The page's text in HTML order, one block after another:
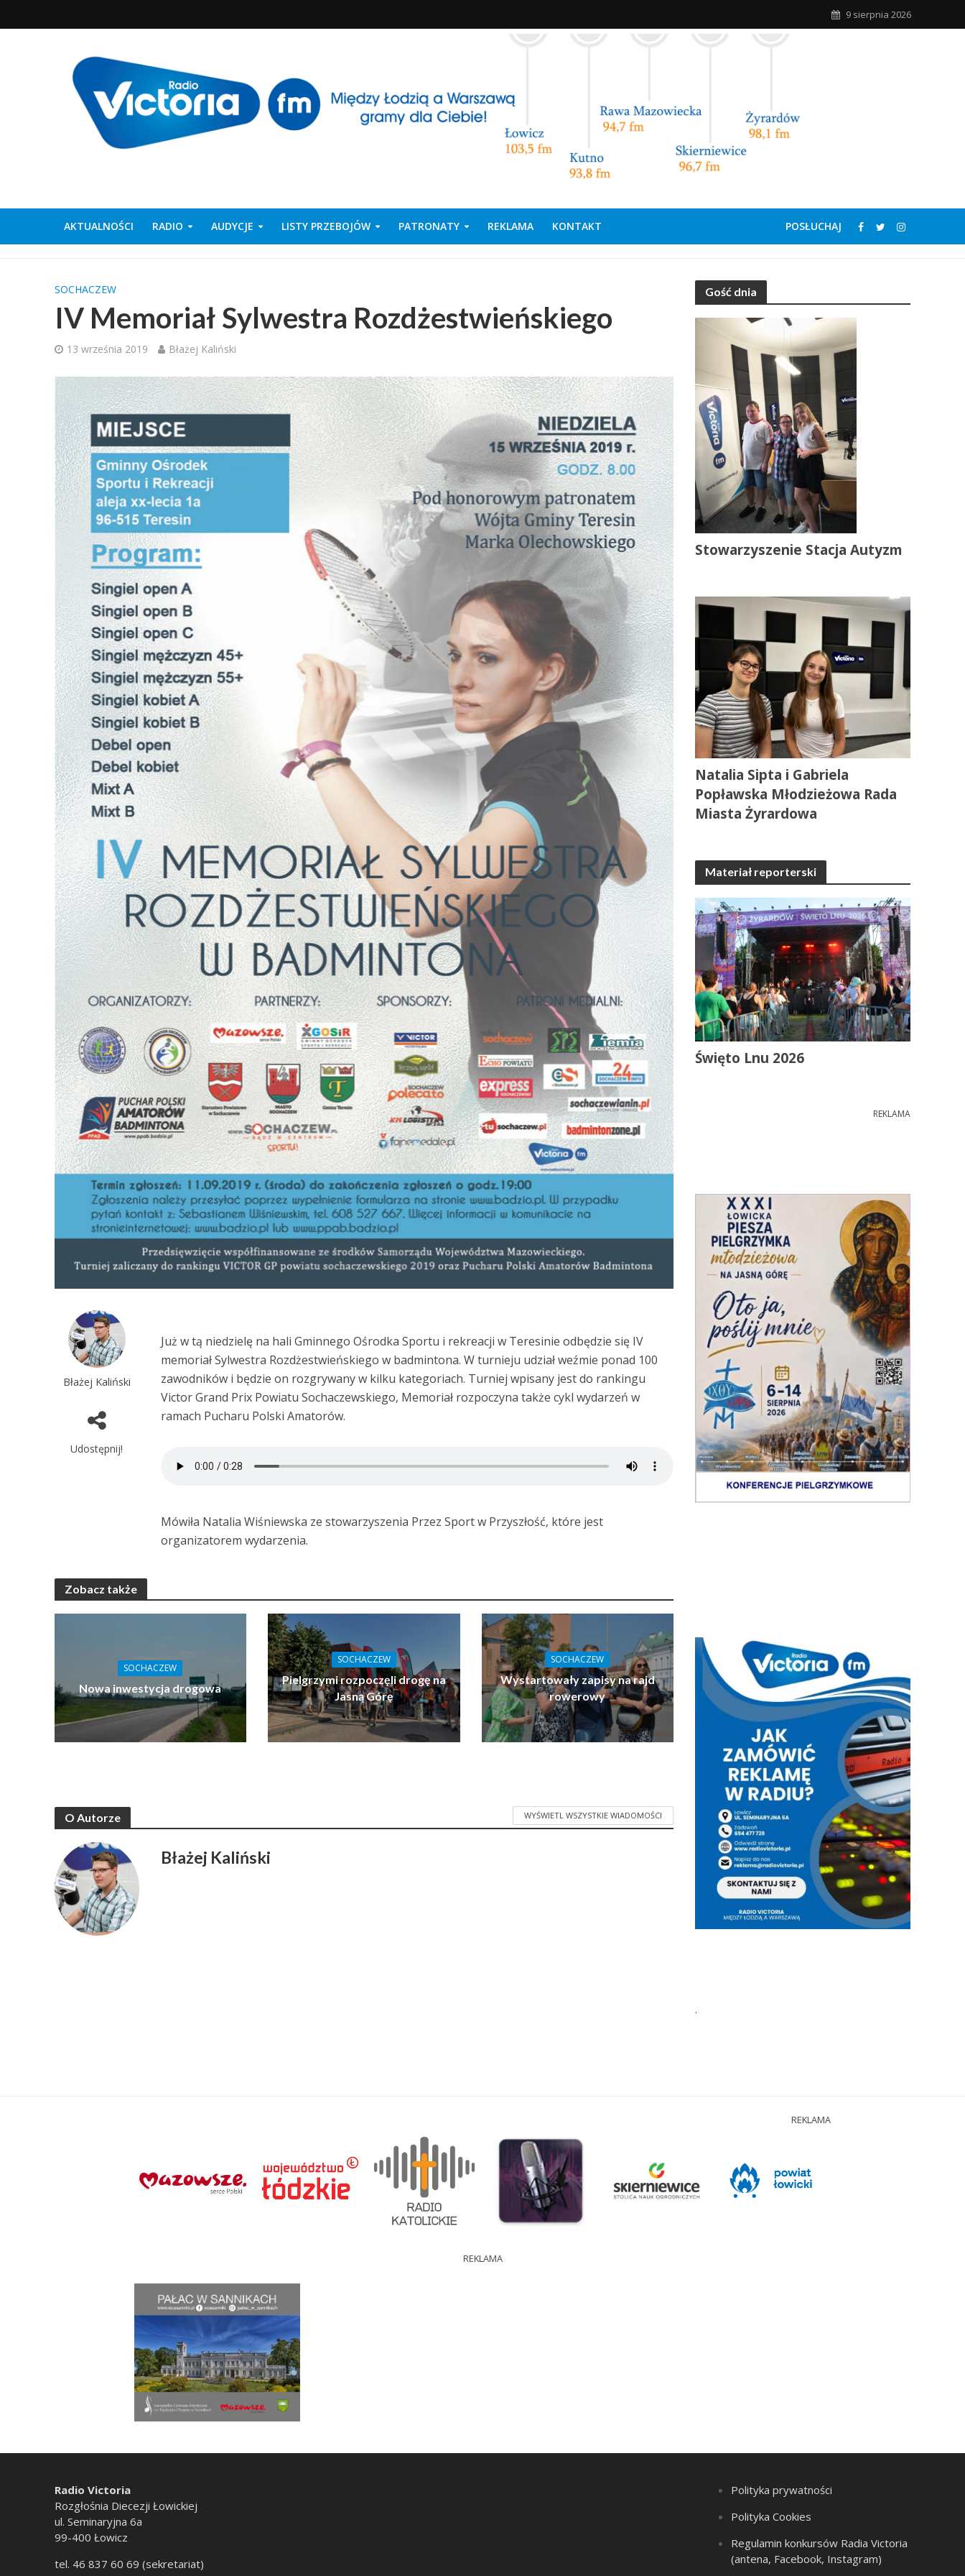
9 sierpnia 2026
AKTUALNOŚCI RADIO AUDYCJE LISTY PRZEBOJÓW PATRONATY REKLAMA KONTAKT POSŁUCHAJ
SOCHACZEW
IV Memoriał Sylwestra Rozdżestwieńskiego
13 września 2019 Błażej Kaliński
Błażej Kaliński
Udostępnij!
Już w tą niedzielę na hali Gminnego Ośrodka Sportu i rekreacji w Teresinie odbędzie się IV
memoriał Sylwestra Rozdżestwieńskiego w badmintona. W turnieju udział weźmie ponad 100
zawodników i będzie on rozgrywany w kilku kategoriach. Turniej wpisany jest do rankingu
Victor Grand Prix Powiatu Sochaczewskiego, Memoriał rozpoczyna także cykl wydarzeń w
ramach Pucharu Polski Amatorów.
Mówiła Natalia Wiśniewska ze stowarzyszenia Przez Sport w Przyszłość, które jest
organizatorem wydarzenia.
Zobacz także
SOCHACZEW
Nowa inwestycja drogowa
SOCHACZEW
Pielgrzymi rozpoczęli drogę na
Jasną Górę
SOCHACZEW
Wystartowały zapisy na rajd
rowerowy
O Autorze WYŚWIETL WSZYSTKIE WIADOMOŚCI
Błażej Kaliński
Gość dnia
Stowarzyszenie Stacja Autyzm
Natalia Sipta i Gabriela
Popławska Młodzieżowa Rada
Miasta Żyrardowa
Materiał reporterski
Święto Lnu 2026
REKLAMA
.
REKLAMA
REKLAMA
Radio Victoria
Rozgłośnia Diecezji Łowickiej
ul. Seminaryjna 6a
99-400 Łowicz
tel. 46 837 60 69 (sekretariat)
Polityka prywatności
Polityka Cookies
Regulamin konkursów Radia Victoria
(antena, Facebook, Instagram)